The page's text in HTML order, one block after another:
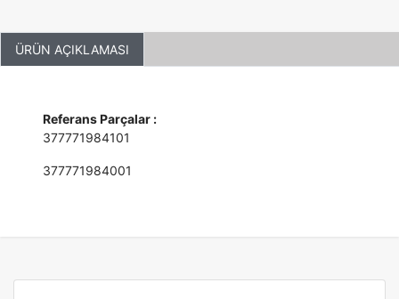
ÜRÜN AÇIKLAMASI
Referans Parçalar :
377771984101
377771984001